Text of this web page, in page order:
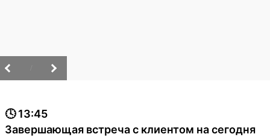
🕓 13:45
Завершающая встреча с клиентом на сегодня